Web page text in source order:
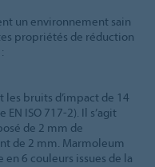
un environnement sain
propriétés de réduction
bruits d’impact de 14
ISO 717-2). Il s’agit
de 2 mm de
de 2 mm. Marmoleum
6 couleurs issues de la